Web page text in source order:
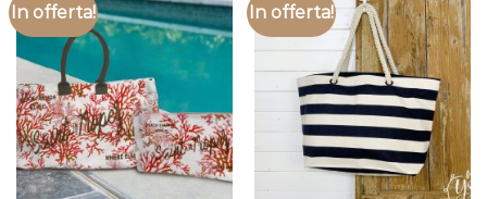
In offerta! In offerta!